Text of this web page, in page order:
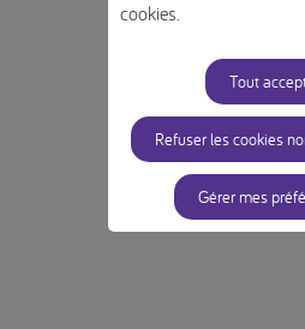
cookies.
Tout
Refuser les cookies
Gérer mes